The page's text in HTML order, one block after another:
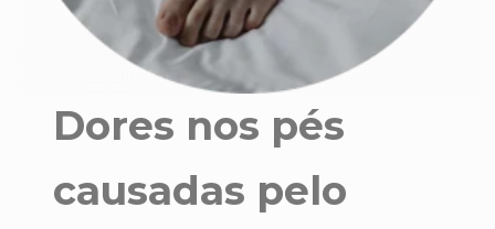
Dores nos pés
causadas pelo